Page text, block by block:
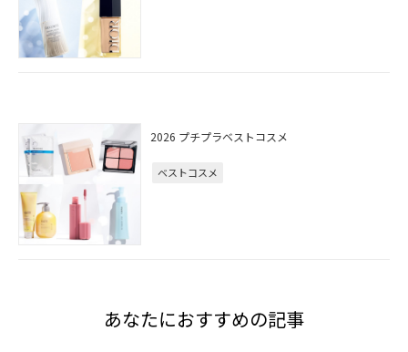
2026 プチプラベストコスメ
ベストコスメ
あなたにおすすめの記事